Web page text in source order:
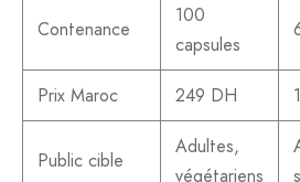
Contenance
100
capsules
Prix Maroc 249 DH
Public cible
Adultes,
végétariens